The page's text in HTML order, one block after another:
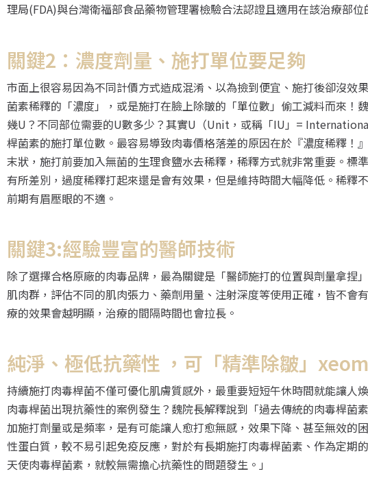
理局(FDA)與台灣衛福部食品藥物管理署檢驗合法認證且適用在該治療部
關鍵2：濃度劑量、施打單位要足夠
市面上很容易因為不同計價方式造成混淆、以為撿到便宜、施打後卻沒效
菌素稀釋的「濃度」，或是施打在臉上除皺的「單位數」偷工減料而來！
幾U？不同部位需要的U數多少？其實U（Unit，或稱「IU」=
桿菌素的施打單位數。最容易導致肉毒價格落差的原因在於『濃度稀釋！
末狀，施打前要加入無菌的生理食鹽水去稀釋，稀釋方式就非常重要。標
有所差別，過度稀釋打起來還是會有效果，但是維持時間大幅降低。稀釋
前期有眉壓眼的不適。
關鍵3:經驗豐富的醫師技術
除了選擇合格原廠的肉毒品牌，最為關鍵是「醫師施打的位置與劑量拿捏
肌肉群，評估不同的肌肉張力、藥劑用量、注射深度等使用正確，皆不會
療的效果會越明顯，治療的間隔時間也會拉長。
純淨、極低抗藥性 ，可「精準除皺」
持續施打肉毒桿菌不僅可優化肌膚質感外，最重要短短午休時間就能讓人
肉毒桿菌出現抗藥性的案例發生？魏院長解釋說到「過去傳統的肉毒桿菌
加施打劑量或是頻率，是有可能讓人愈打愈無感，效果下降、甚至無效的
性蛋白質，較不易引起免疫反應，對於有長期施打肉毒桿菌素、作為定期
天使肉毒桿菌素，就較無需擔心抗藥性的問題發生。」